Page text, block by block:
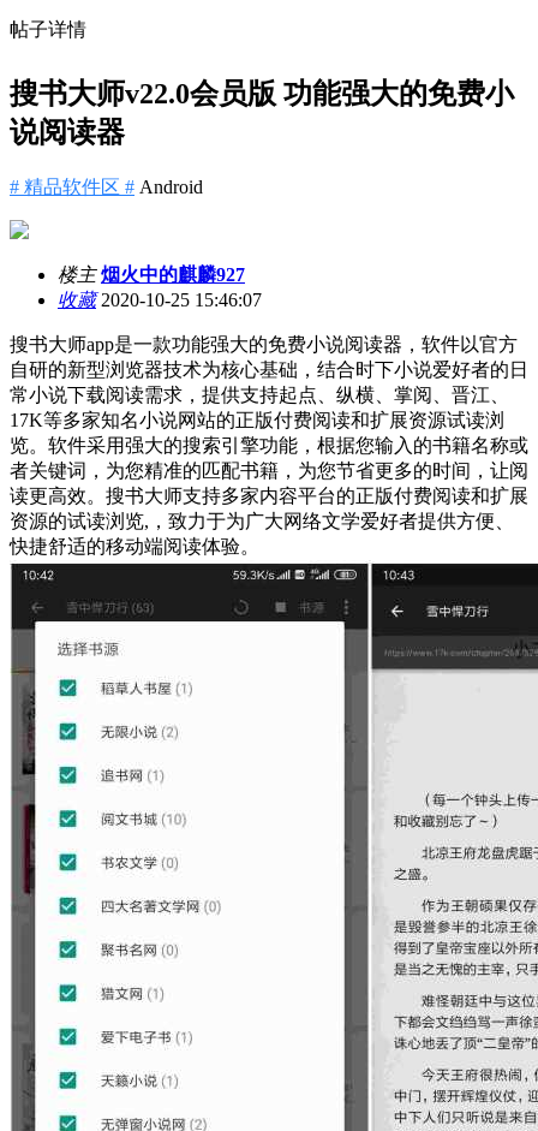
帖子详情
搜书大师v22.0会员版 功能强大的免费小
说阅读器
# 精品软件区 # Android
楼主 烟火中的麒麟927
收藏2020-10-25 15:46:07
搜书大师app是一款功能强大的免费小说阅读器，软件以官方
自研的新型浏览器技术为核心基础，结合时下小说爱好者的日
常小说下载阅读需求，提供支持起点、纵横、掌阅、晋江、
17K等多家知名小说网站的正版付费阅读和扩展资源试读浏
览。软件采用强大的搜索引擎功能，根据您输入的书籍名称或
者关键词，为您精准的匹配书籍，为您节省更多的时间，让阅
读更高效。搜书大师支持多家内容平台的正版付费阅读和扩展
资源的试读浏览,，致力于为广大网络文学爱好者提供方便、
快捷舒适的移动端阅读体验。